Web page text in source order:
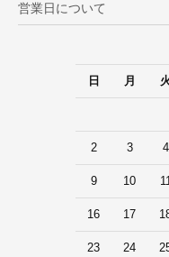
営業日について
日
月
2 3 4
9 10
16 17
23 24